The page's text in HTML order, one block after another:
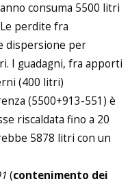
consuma 5500 litri
perdite fra
dispersione per
I guadagni, fra apporti
(400 litri)
(5500+913-551) è
riscaldata fino a 20
5878 litri con un
(contenimento dei